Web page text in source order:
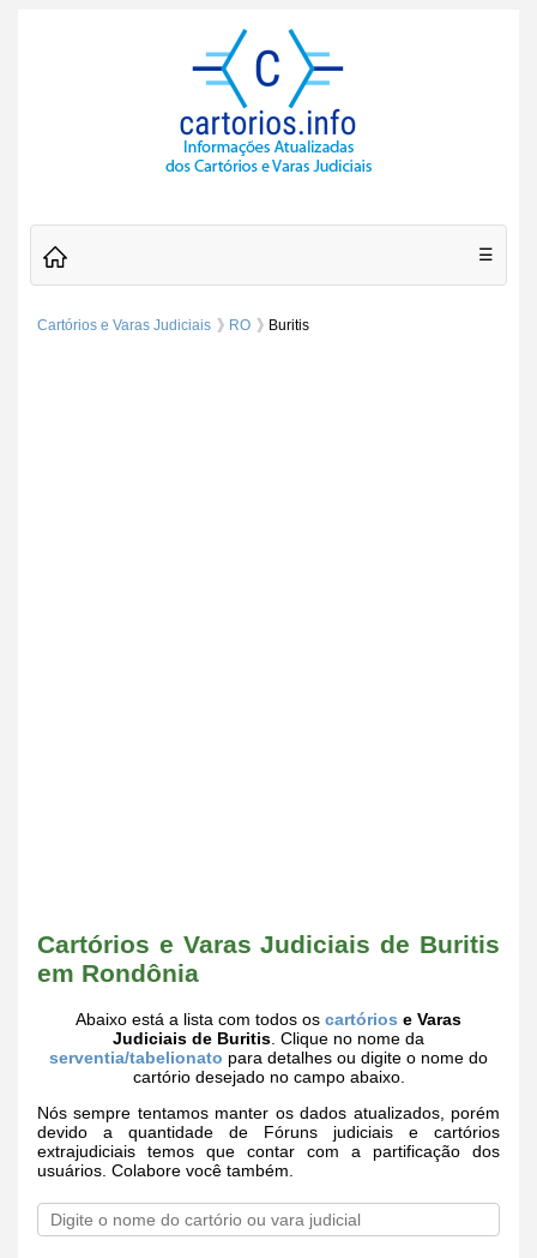
☰
Cartórios e Varas Judiciais RO Buritis
Cartórios e Varas Judiciais de Buritis
em Rondônia
Abaixo está a lista com todos os cartórios e Varas
Judiciais de Buritis . Clique no nome da
serventia/tabelionato para detalhes ou digite o nome do
cartório desejado no campo abaixo.
Nós sempre tentamos manter os dados atualizados, porém
devido a quantidade de Fóruns judiciais e cartórios
extrajudiciais temos que contar com a partificação dos
usuários. Colabore você também.